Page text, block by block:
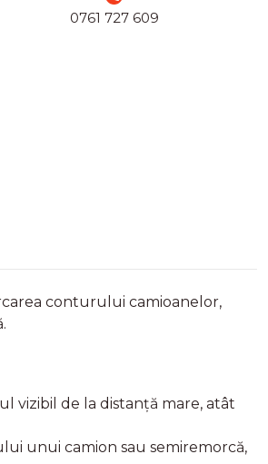
0761 727 609
conturului camioanelor,
vizibil de la distanță mare, atât
unui camion sau semiremorcă,